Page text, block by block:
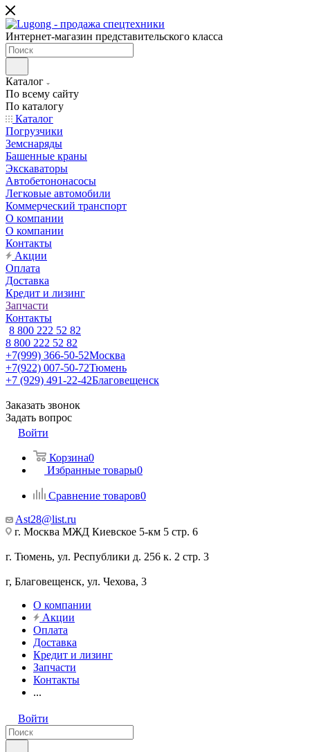
Интернет-магазин представительского класса
Каталог
По всему сайту
По каталогу
Каталог
Погрузчики
Земснаряды
Башенные краны
Экскаваторы
Автобетононасосы
Легковые автомобили
Коммерческий транспорт
О компании
О компании
Контакты
Акции
Оплата
Доставка
Кредит и лизинг
Запчасти
Контакты
8 800 222 52 82
8 800 222 52 82
+7(999) 366-50-52Москва
+7(922) 007-50-72Тюмень
+7 (929) 491-22-42Благовещенск
Заказать звонок
Задать вопрос
Войти
Корзина0
Избранные товары0
Сравнение товаров0
Ast28@list.ru
г. Москва МЖД Киевское 5-км 5 стр. 6
г. Тюмень, ул. Республики д. 256 к. 2 стр. 3
г, Благовещенск, ул. Чехова, 3
О компании
Акции
Оплата
Доставка
Кредит и лизинг
Запчасти
Контакты
...
Войти